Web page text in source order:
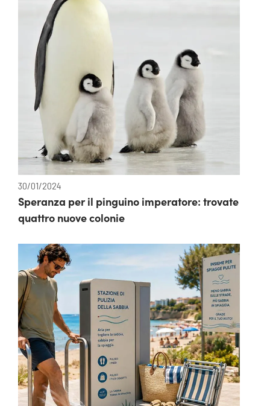
30/01/2024
Speranza per il pinguino imperatore: trovate
quattro nuove colonie